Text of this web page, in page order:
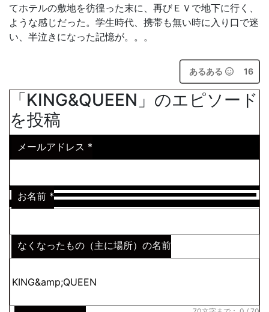
てホテルの敷地を彷徨った末に、再びＥＶで地下に行く、
ような感じだった。学生時代、携帯も無い時に入り口で迷
い、半泣きになった記憶が。。。
あるある 16
「KING&QUEEN」のエピソード
を投稿
メールアドレス *
お名前 *
なくなったもの（主に場所）の名前